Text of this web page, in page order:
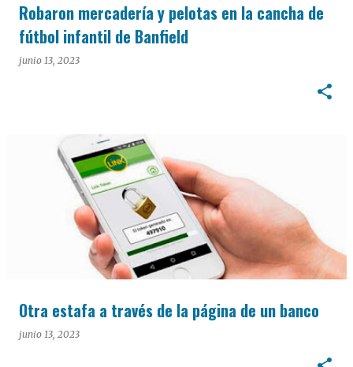
Robaron mercadería y pelotas en la cancha de
fútbol infantil de Banfield
junio 13, 2023
Otra estafa a través de la página de un banco
junio 13, 2023